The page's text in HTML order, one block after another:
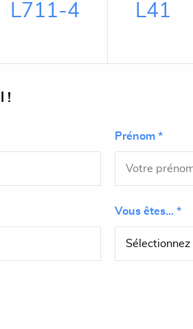
L711-4 L41
!
Prénom *
Vous êtes... *